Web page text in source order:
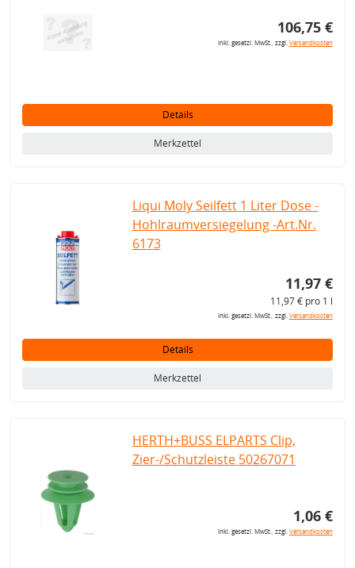
106,75 €
inkl. gesetzl. MwSt., zzgl.Versandkosten
Details
Merkzettel
Liqui Moly Seilfett 1 Liter Dose -
Hohlraumversiegelung -Art.Nr.
6173
11,97 €
11,97 € pro 1 l
inkl. gesetzl. MwSt., zzgl.Versandkosten
Details
Merkzettel
HERTH+BUSS ELPARTS Clip,
Zier-/Schutzleiste 50267071
1,06 €
inkl. gesetzl. MwSt., zzgl.Versandkosten